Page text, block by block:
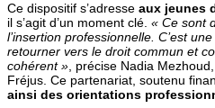
Ce dispositif s’adresse aux jeunes
il s’agit d’un moment clé. « Ce sont
l’insertion professionnelle. C’est
retourner vers le droit commun et
cohérent », précise Nadia
Fréjus. Ce partenariat, soutenu
ainsi des orientations